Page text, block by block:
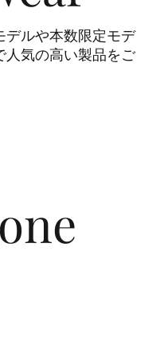
デルや本数限定モデ
人気の高い製品をご